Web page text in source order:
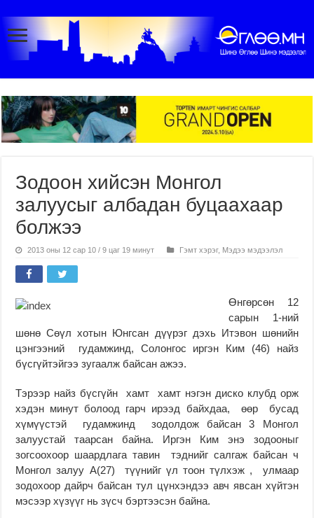
Зодоон хийсэн Монгол
залуусыг албадан буцаахаар
болжээ
2013 оны 12 сар 10 / 9 цаг 19 минут Гэмт хэрэг, Мэдээ мэдээлэл
Өнгөрсөн 12
сарын 1-ний
шөнө Сөүл хотын Юнгсан дүүрэг дэхь Итэвон шөнийн
цэнгээний гудамжинд, Солонгос иргэн Ким (46) найз
бүсгүйтэйгээ зугаалж байсан ажээ.
Тэрээр найз бүсгүйн хамт хамт нэгэн диско клубд орж
хэдэн минут болоод гарч ирээд байхдаа, өөр бусад
хүмүүстэй гудамжинд зодолдож байсан 3 Монгол
залуустай таарсан байна. Иргэн Ким энэ зодооныг
зогсоохоор шаардлага тавин тэднийг салгаж байсан ч
Монгол залуу A(27) түүнийг үл тоон түлхэж , улмаар
зодохоор дайрч байсан тул цүнхэндээ авч явсан хүйтэн
мэсээр хүзүүг нь зүсч бэртээсэн байна.